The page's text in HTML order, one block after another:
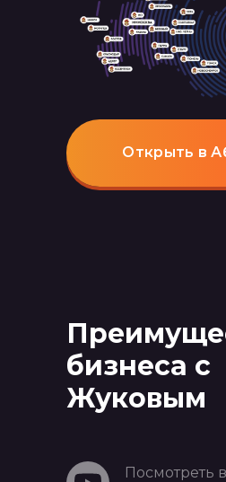
Открыть в
бизнеса с
Жуковым
Посмотреть